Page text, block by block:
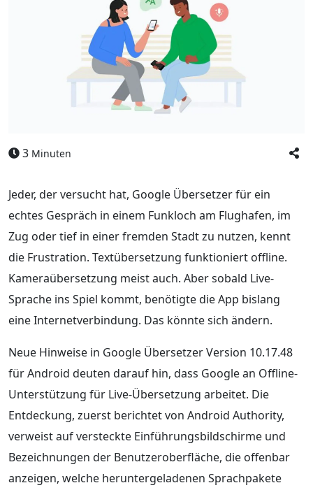
3 Minuten
Jeder, der versucht hat, Google Übersetzer für ein
echtes Gespräch in einem Funkloch am Flughafen, im
Zug oder tief in einer fremden Stadt zu nutzen, kennt
die Frustration. Textübersetzung funktioniert offline.
Kameraübersetzung meist auch. Aber sobald Live-
Sprache ins Spiel kommt, benötigte die App bislang
eine Internetverbindung. Das könnte sich ändern.
Neue Hinweise in Google Übersetzer Version 10.17.48
für Android deuten darauf hin, dass Google an Offline-
Unterstützung für Live-Übersetzung arbeitet. Die
Entdeckung, zuerst berichtet von Android Authority,
verweist auf versteckte Einführungsbildschirme und
Bezeichnungen der Benutzeroberfläche, die offenbar
anzeigen, welche heruntergeladenen Sprachpakete